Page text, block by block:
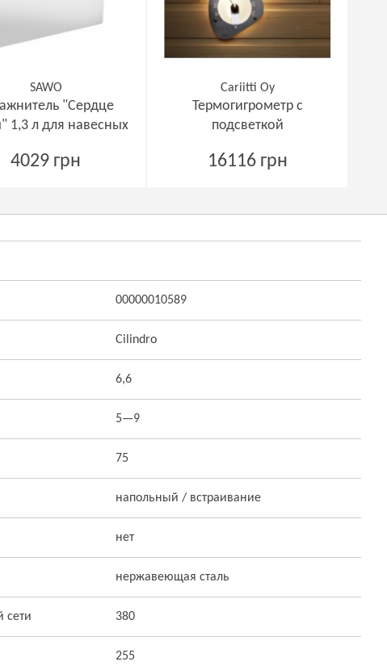
SAWO
"Сердце
1,3 л для навесных
4029 грн
Cariitti Oy
Термогигрометр с
подсветкой
16116 грн
00000010589
Cilindro
6,6
5—9
75
напольный / встраивание
нет
нержавеющая сталь
сети 380
255